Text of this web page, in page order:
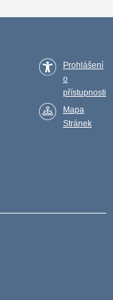
Prohlášení
o
přístupnosti
Mapa
Stránek